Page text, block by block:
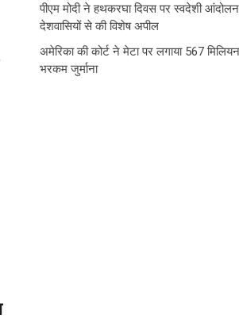
पीएम मोदी ने हथकरघा दिवस पर स्वदेशी
देशवासियों से की विशेष अपील
अमेरिका की कोर्ट ने मेटा पर लगाया 567
भरकम जुर्माना